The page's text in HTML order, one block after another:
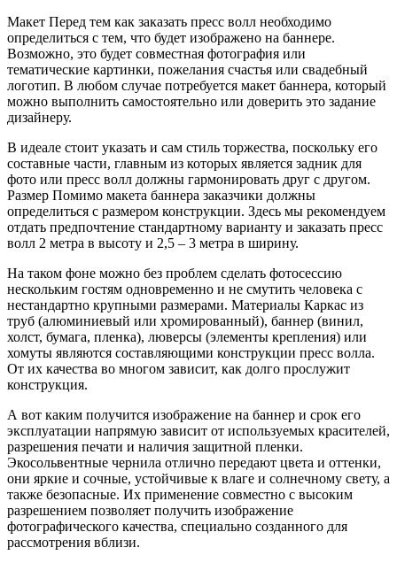
Макет Перед тем как заказать пресс волл необходимо
определиться с тем, что будет изображено на баннере.
Возможно, это будет совместная фотография или
тематические картинки, пожелания счастья или свадебный
логотип. В любом случае потребуется макет баннера, который
можно выполнить самостоятельно или доверить это задание
дизайнеру.
В идеале стоит указать и сам стиль торжества, поскольку его
составные части, главным из которых является задник для
фото или пресс волл должны гармонировать друг с другом.
Размер Помимо макета баннера заказчики должны
определиться с размером конструкции. Здесь мы рекомендуем
отдать предпочтение стандартному варианту и заказать пресс
волл 2 метра в высоту и 2,5 – 3 метра в ширину.
На таком фоне можно без проблем сделать фотосессию
нескольким гостям одновременно и не смутить человека с
нестандартно крупными размерами. Материалы Каркас из
труб (алюминиевый или хромированный), баннер (винил,
холст, бумага, пленка), люверсы (элементы крепления) или
хомуты являются составляющими конструкции пресс волла.
От их качества во многом зависит, как долго прослужит
конструкция.
А вот каким получится изображение на баннер и срок его
эксплуатации напрямую зависит от используемых красителей,
разрешения печати и наличия защитной пленки.
Экосольвентные чернила отлично передают цвета и оттенки,
они яркие и сочные, устойчивые к влаге и солнечному свету, а
также безопасные. Их применение совместно с высоким
разрешением позволяет получить изображение
фотографического качества, специально созданного для
рассмотрения вблизи.